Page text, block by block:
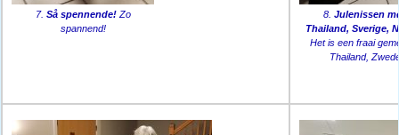
7. Så spennende!Zo
spannend!
8. Julenissen
Thailand, Sverige,
Het is een fraai
Thailand,